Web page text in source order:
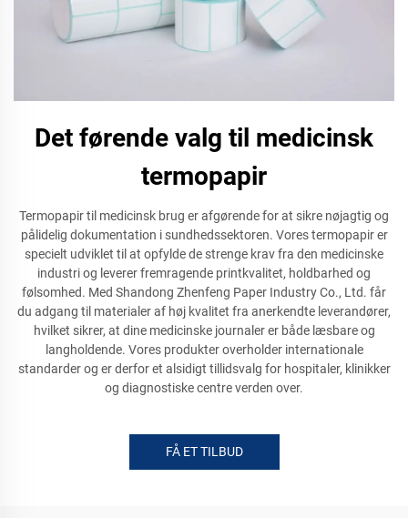
Det førende valg til medicinsk
termopapir
Termopapir til medicinsk brug er afgørende for at sikre nøjagtig og
pålidelig dokumentation i sundhedssektoren. Vores termopapir er
specielt udviklet til at opfylde de strenge krav fra den medicinske
industri og leverer fremragende printkvalitet, holdbarhed og
følsomhed. Med Shandong Zhenfeng Paper Industry Co., Ltd. får
du adgang til materialer af høj kvalitet fra anerkendte leverandører,
hvilket sikrer, at dine medicinske journaler er både læsbare og
langholdende. Vores produkter overholder internationale
standarder og er derfor et alsidigt tillidsvalg for hospitaler, klinikker
og diagnostiske centre verden over.
FÅ ET TILBUD